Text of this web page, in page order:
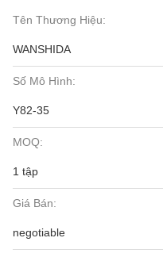
Tên Thương Hiệu:
WANSHIDA
Số Mô Hình:
Y82-35
MOQ:
1 tập
Giá Bán:
negotiable